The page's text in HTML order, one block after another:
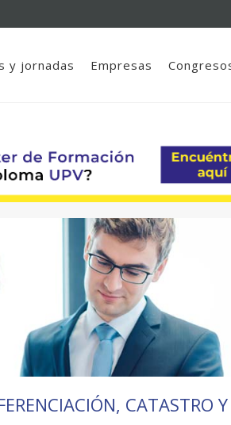
y jornadas Empresas
CATASTRO Y